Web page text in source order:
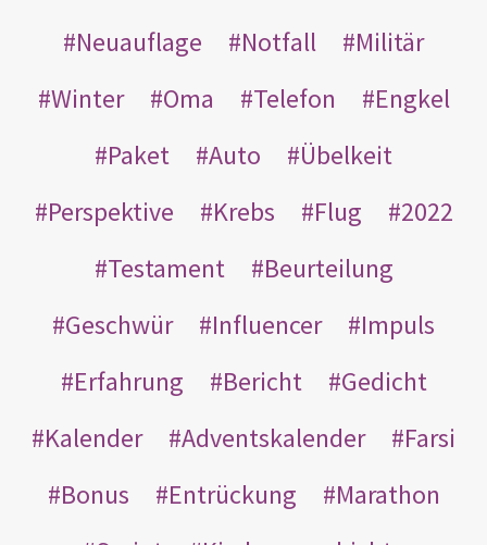
Neuauflage
Notfall
Militär
Winter
Oma Telefon
Engkel
Paket
Auto
Übelkeit
Perspektive
Krebs Flug
2022
Testament
Beurteilung
Geschwür
Influencer
Impuls
Erfahrung
Bericht
Gedicht
Kalender
Adventskalender
Farsi
Bonus
Entrückung
Marathon